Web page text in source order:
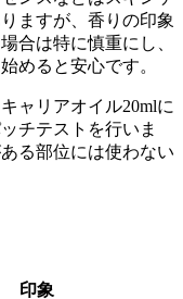
ますが、香りの印象
合は特に慎重にし、
めると安心です。
ャリアオイル20mlに
チテストを行いま
る部位には使わない
印象